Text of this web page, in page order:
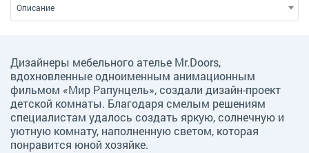
Описание
Дизайнеры мебельного ателье Mr.Doors,
вдохновленные одноименным анимационным
фильмом «Мир Рапунцель», создали дизайн-проект
детской комнаты. Благодаря смелым решениям
специалистам удалось создать яркую, солнечную и
уютную комнату, наполненную светом, которая
понравится юной хозяйке.